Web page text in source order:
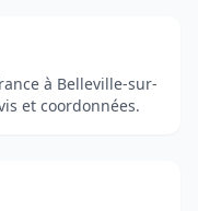
à Belleville-sur-
et coordonnées.